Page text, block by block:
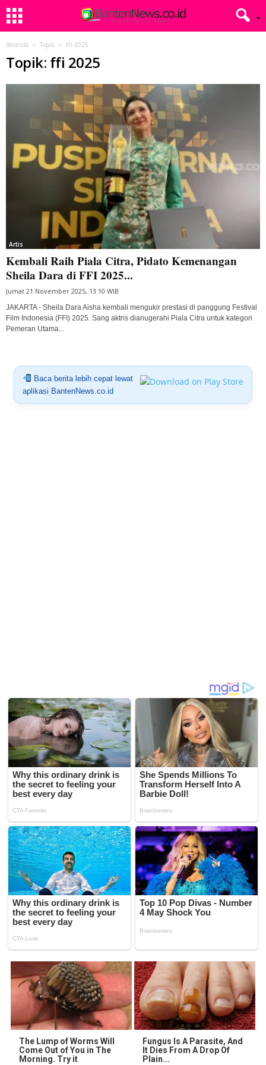
Beranda Topik Ffi 2025
Topik: ffi 2025
Artis
Kembali Raih Piala Citra, Pidato Kemenangan
Sheila Dara di FFI 2025...
Jumat 21 November 2025, 13:10 WIB
JAKARTA - Sheila Dara Aisha kembali mengukir prestasi di panggung Festival
Film Indonesia (FFI) 2025. Sang aktris dianugerahi Piala Citra untuk kategori
Pemeran Utama...
Baca berita lebih cepat lewat
aplikasi BantenNews.co.id
The Lump of Worms Will
Come Out of You in The
Morning. Try it
Fungus Is A Parasite, And
It Dies From A Drop Of
Plain...